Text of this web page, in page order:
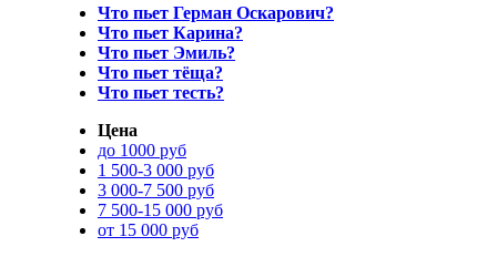
Что пьет Герман Оскарович?
Что пьет Карина?
Что пьет Эмиль?
Что пьет тёща?
Что пьет тесть?
Цена
до 1000 руб
1 500-3 000 руб
3 000-7 500 руб
7 500-15 000 руб
от 15 000 руб